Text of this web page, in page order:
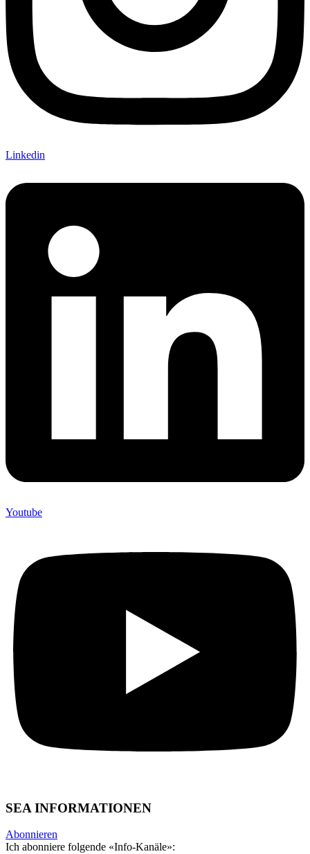
Linkedin
Youtube
SEA INFORMATIONEN
Abonnieren
Ich abonniere folgende «Info-Kanäle»: